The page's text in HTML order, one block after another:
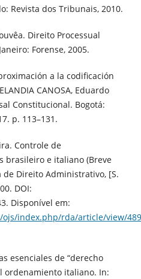
Revista dos Tribunais, 2010.
Direito Processual
Forense, 2005.
a la codificación
CANOSA, Eduardo
Constitucional. Bogotá:
p. 113–131.
Controle de
brasileiro e italiano (Breve
de Direito Administrativo, [S.
DOI:
Disponível em:
index.php/rda/article/view/
esenciales de “derecho
ordenamiento italiano. In: